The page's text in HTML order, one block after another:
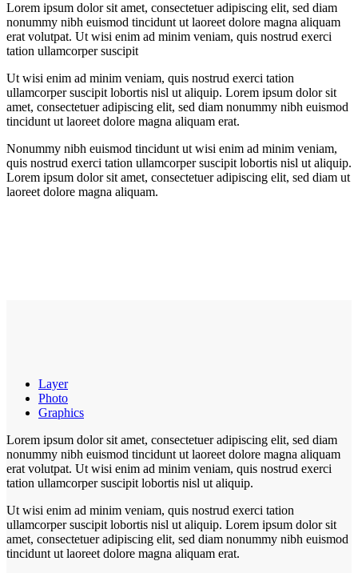
Lorem ipsum dolor sit amet, consectetuer adipiscing elit, sed diam
nonummy nibh euismod tincidunt ut laoreet dolore magna aliquam
erat volutpat. Ut wisi enim ad minim veniam, quis nostrud exerci
tation ullamcorper suscipit
Ut wisi enim ad minim veniam, quis nostrud exerci tation
ullamcorper suscipit lobortis nisl ut aliquip. Lorem ipsum dolor sit
amet, consectetuer adipiscing elit, sed diam nonummy nibh euismod
tincidunt ut laoreet dolore magna aliquam erat.
Nonummy nibh euismod tincidunt ut wisi enim ad minim veniam,
quis nostrud exerci tation ullamcorper suscipit lobortis nisl ut aliquip.
Lorem ipsum dolor sit amet, consectetuer adipiscing elit, sed diam ut
laoreet dolore magna aliquam.
Layer
Photo
Graphics
Lorem ipsum dolor sit amet, consectetuer adipiscing elit, sed diam
nonummy nibh euismod tincidunt ut laoreet dolore magna aliquam
erat volutpat. Ut wisi enim ad minim veniam, quis nostrud exerci
tation ullamcorper suscipit lobortis nisl ut aliquip.
Ut wisi enim ad minim veniam, quis nostrud exerci tation
ullamcorper suscipit lobortis nisl ut aliquip. Lorem ipsum dolor sit
amet, consectetuer adipiscing elit, sed diam nonummy nibh euismod
tincidunt ut laoreet dolore magna aliquam erat.